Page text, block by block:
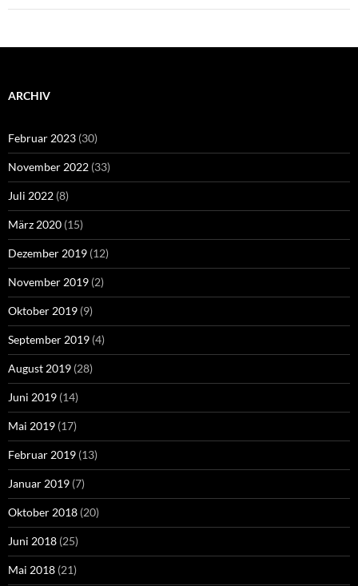
ARCHIV
Februar 2023 (30)
November 2022 (33)
Juli 2022 (8)
März 2020 (15)
Dezember 2019 (12)
November 2019 (2)
Oktober 2019 (9)
September 2019 (4)
August 2019 (28)
Juni 2019 (14)
Mai 2019 (17)
Februar 2019 (13)
Januar 2019 (7)
Oktober 2018 (20)
Juni 2018 (25)
Mai 2018 (21)